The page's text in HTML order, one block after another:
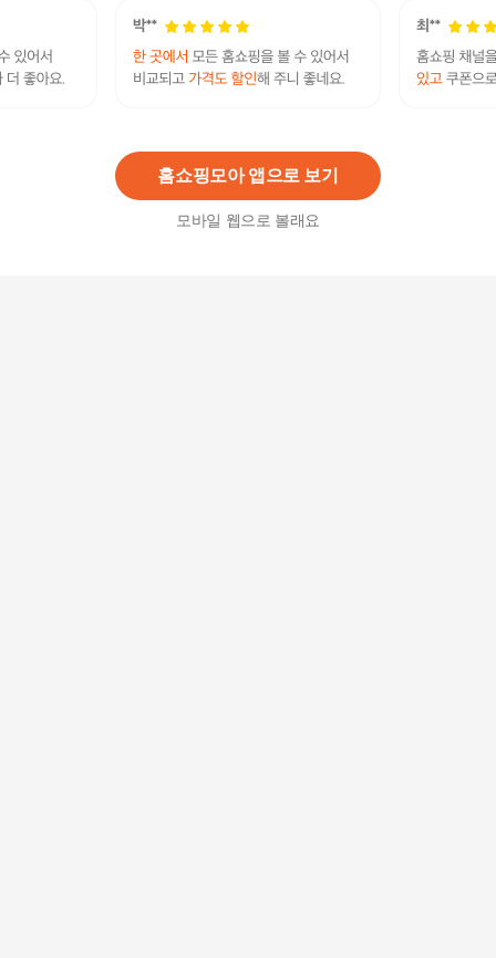
홈쇼핑모아 앱으로 보기
모바일 웹으로 볼래요
[라비앙] LA- 9505 블루썸 탑볼 세면기